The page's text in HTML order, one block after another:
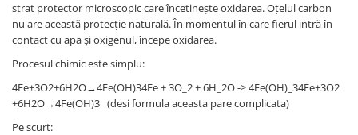
strat protector microscopic care încetinește oxidarea. Oțelul carbon
nu are această protecție naturală. În momentul în care fierul intră în
contact cu apa și oxigenul, începe oxidarea.
Procesul chimic este simplu:
4Fe+3O2+6H2O→4Fe(OH)34Fe + 3O_2 + 6H_2O -> 4Fe(OH)_34Fe+3O2​
+6H2​O→4Fe(OH)3​ (desi formula aceasta pare complicata)
Pe scurt: